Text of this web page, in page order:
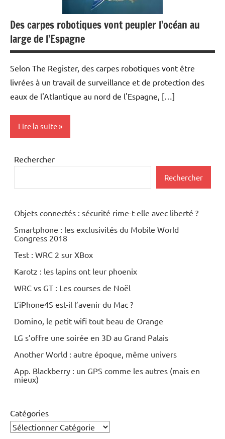
Des carpes robotiques vont peupler l’océan au
large de l’Espagne
Selon The Register, des carpes robotiques vont être
livrées à un travail de surveillance et de protection des
eaux de l'Atlantique au nord de l'Espagne, […]
Lire la suite
Inclassables
Rechercher
Rechercher
Objets connectés : sécurité rime-t-elle avec liberté ?
Smartphone : les exclusivités du Mobile World
Congress 2018
Test : WRC 2 sur XBox
Karotz : les lapins ont leur phoenix
WRC vs GT : Les courses de Noël
L’iPhone4S est-il l’avenir du Mac ?
Domino, le petit wifi tout beau de Orange
LG s’offre une soirée en 3D au Grand Palais
Another World : autre époque, même univers
App. Blackberry : un GPS comme les autres (mais en
mieux)
Catégories